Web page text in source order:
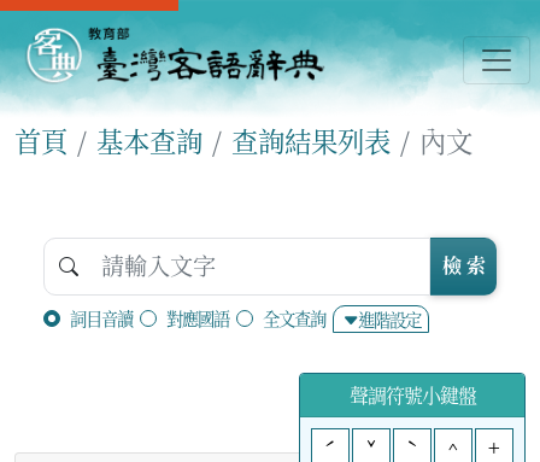
首頁 基本查詢 查詢結果列表 內文
詞目音讀 對應國語 全文查詢 進階設定
檢 索
聲調符號小鍵盤
ˊ
ˇ ˋ ^ +